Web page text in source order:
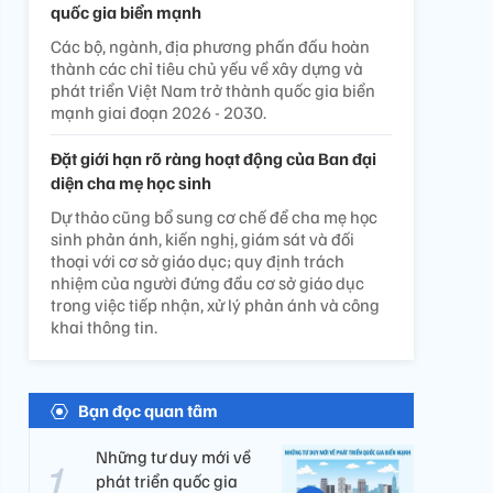
quốc gia biển mạnh
Các bộ, ngành, địa phương phấn đấu hoàn
thành các chỉ tiêu chủ yếu về xây dựng và
phát triển Việt Nam trở thành quốc gia biển
mạnh giai đoạn 2026 - 2030.
Đặt giới hạn rõ ràng hoạt động của Ban đại
diện cha mẹ học sinh
Dự thảo cũng bổ sung cơ chế để cha mẹ học
sinh phản ánh, kiến nghị, giám sát và đối
thoại với cơ sở giáo dục; quy định trách
nhiệm của người đứng đầu cơ sở giáo dục
trong việc tiếp nhận, xử lý phản ánh và công
khai thông tin.
Bạn đọc quan tâm
Những tư duy mới về
phát triển quốc gia